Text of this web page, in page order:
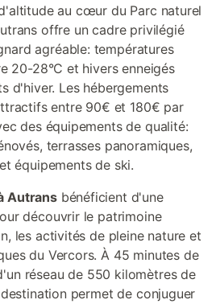
au cœur du Parc naturel
offre un cadre privilégié
agréable: températures
20-28°C et hivers enneigés
d'hiver. Les hébergements
entre 90€ et 180€ par
des équipements de qualité:
terrasses panoramiques,
équipements de ski.
Autransbénéficient d'une
découvrir le patrimoine
les activités de pleine nature et
du Vercors. À 45 minutes de
réseau de 550 kilomètres de
permet de conjuguer